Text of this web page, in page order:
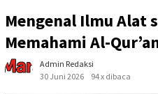
Mengenal Ilmu Alat
Memahami Al-
Admin Redaksi
30 Juni 2026
94 x dibaca